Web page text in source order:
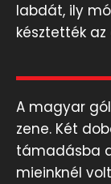
labdát, ily
késztették
A magyar
zene. Két
támadásba
mieinknél